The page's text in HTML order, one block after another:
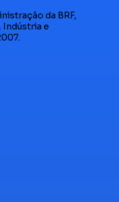
da BRF,
e